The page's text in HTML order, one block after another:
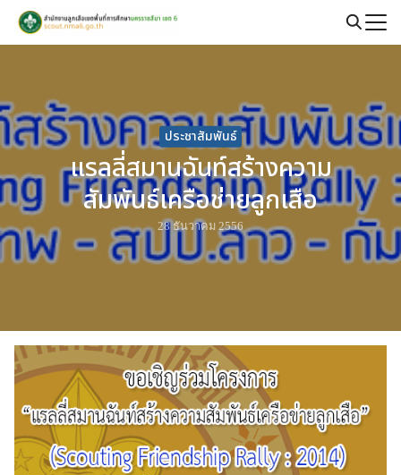
Skip
ประชาสัมพันธ์
แรลลี่สมานฉันท์สร้างความ
สัมพันธ์เครือช่ายลูกเสือ
28 ธันวาคม 2556